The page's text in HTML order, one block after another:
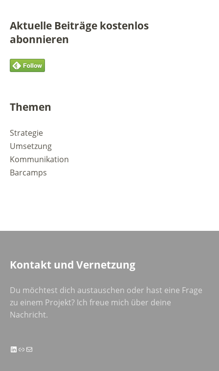
Aktuelle Beiträge kostenlos
abonnieren
Themen
Strategie
Umsetzung
Kommunikation
Barcamps
Kontakt und Vernetzung
Du möchtest dich austauschen oder hast eine Frage
zu einem Projekt? Ich freue mich über deine
Nachricht.
LinkedIn
LinkE-Mail